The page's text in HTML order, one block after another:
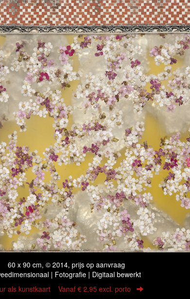
60 x 90 cm, © 2014, prijs op aanvraag
| Fotografie | Digitaal bewerkt
als kunstkaart Vanaf € 2,95 excl. porto